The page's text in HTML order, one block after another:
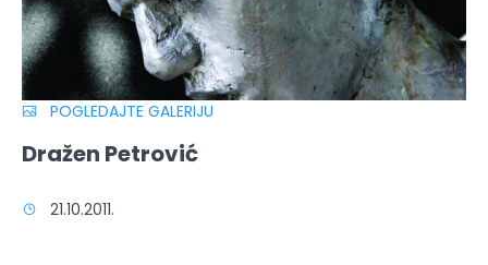
POGLEDAJTE GALERIJU
Dražen Petrović
21.10.2011.